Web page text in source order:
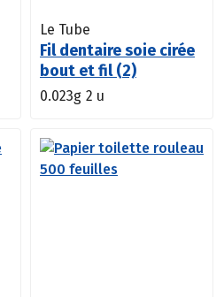
Le Tube
Fil dentaire soie cirée
bout et fil (2)
0.023g 2 u